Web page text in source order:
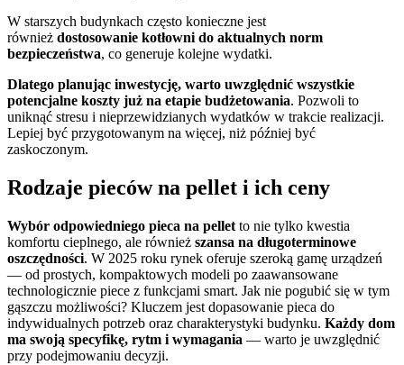
W starszych budynkach często konieczne jest
również dostosowanie kotłowni do aktualnych norm
bezpieczeństwa, co generuje kolejne wydatki.
Dlatego planując inwestycję, warto uwzględnić wszystkie
potencjalne koszty już na etapie budżetowania. Pozwoli to
uniknąć stresu i nieprzewidzianych wydatków w trakcie realizacji.
Lepiej być przygotowanym na więcej, niż później być
zaskoczonym.
Rodzaje pieców na pellet i ich ceny
Wybór odpowiedniego pieca na pellet to nie tylko kwestia
komfortu cieplnego, ale również szansa na długoterminowe
oszczędności. W 2025 roku rynek oferuje szeroką gamę urządzeń
— od prostych, kompaktowych modeli po zaawansowane
technologicznie piece z funkcjami smart. Jak nie pogubić się w tym
gąszczu możliwości? Kluczem jest dopasowanie pieca do
indywidualnych potrzeb oraz charakterystyki budynku. Każdy dom
ma swoją specyfikę, rytm i wymagania — warto je uwzględnić
przy podejmowaniu decyzji.